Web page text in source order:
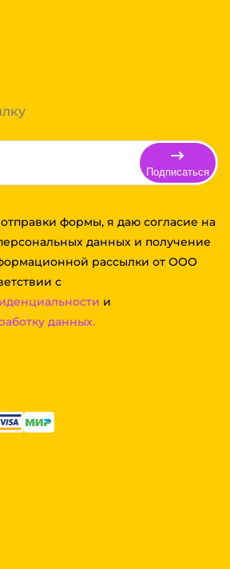
Подписаться
формы, я даю согласие на
данных и получение
рассылки от ООО
с
и
данных.